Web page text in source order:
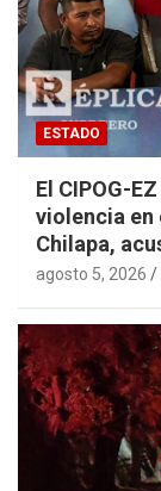
ESTADO
El CIPOG-
violencia
Chilapa,
agosto 5, 2026